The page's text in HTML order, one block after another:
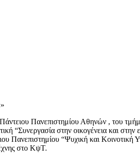
Πανεπιστημίου Αθηνών , του
στην οικογένεια και στην
Πανεπιστημίου “Ψυχική και
στο ΚψΤ.